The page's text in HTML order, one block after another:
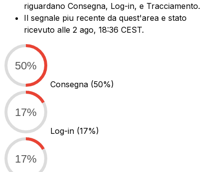
riguardano Consegna, Log-in, e Tracciamento.
Il segnale piu recente da quest'area e stato
ricevuto alle 2 ago, 18:36 CEST.
50%
Consegna (50%)
17%
Log-in (17%)
17%